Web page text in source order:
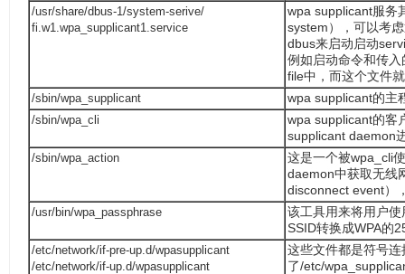
/usr/share/dbus-1/system-serive/
fi.w1.wpa_supplicant1.service
wpa supplicant服务
system），可以考
dbus来启动启动
例如启动命令和传
file中，而这个文件
/sbin/wpa_supplicant
wpa supplicant的主
/sbin/wpa_cli
wpa supplicant的客
supplicant daemon
/sbin/wpa_action
这是一个被wpa_cli
daemon中获取无线
disconnect event）
/usr/bin/wpa_passphrase
该工具用来将用户
SSID转换成WPA的
/etc/network/if-pre-up.d/wpasupplicant
/etc/network/if-up.d/wpasupplicant
这些文件都是符号
了/etc/